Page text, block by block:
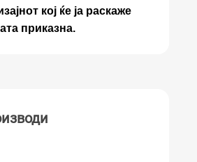
кој ќе ја раскаже
приказна.